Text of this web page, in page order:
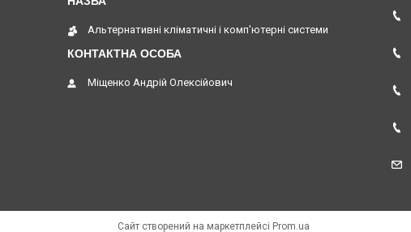
Альтернативні кліматичні і комп'ютерні системи
Міщенко Андрій Олексійович
Сайт створений на маркетплейсі Prom.ua